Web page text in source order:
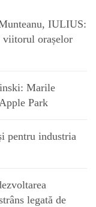
IULIUS:
viitorul orașelor
Marile
Park
pentru industria
legată de